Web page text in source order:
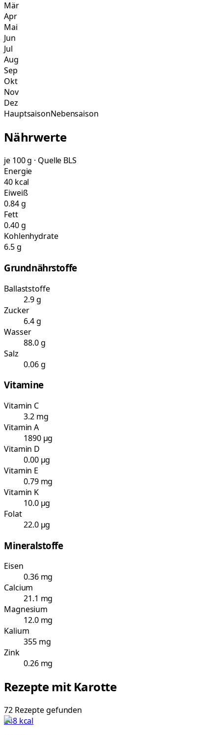
Mär
Apr
Mai
Jun
Jul
Aug
Sep
Okt
Nov
Dez
HauptsaisonNebensaison
Nährwerte
je 100 g · Quelle BLS
Energie
40 kcal
Eiweiß
0.84 g
Fett
0.40 g
Kohlenhydrate
6.5 g
Grundnährstoffe
Ballaststoffe
2.9 g
Zucker
6.4 g
Wasser
88.0 g
Salz
0.06 g
Vitamine
Vitamin C
3.2 mg
Vitamin A
1890 µg
Vitamin D
0.00 µg
Vitamin E
0.79 mg
Vitamin K
10.0 µg
Folat
22.0 µg
Mineralstoffe
Eisen
0.36 mg
Calcium
21.1 mg
Magnesium
12.0 mg
Kalium
355 mg
Zink
0.26 mg
Rezepte mit Karotte
72 Rezeptegefunden
248kcal